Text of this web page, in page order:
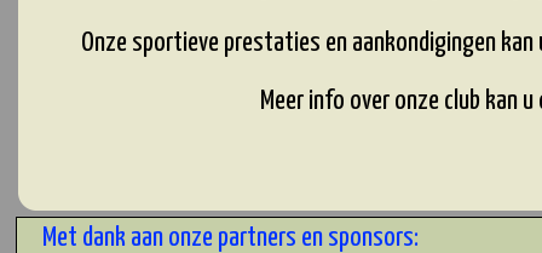
Met dank aan onze partners en sponsors:
Onze sportieve prestaties en aankondigingen
Meer info over onze club kan